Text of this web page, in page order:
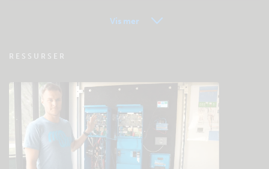
Sjekk fellesskapets kunnskapsbase
Generell nedlasting og dokumentasjon
Vis mer
RESSURSER